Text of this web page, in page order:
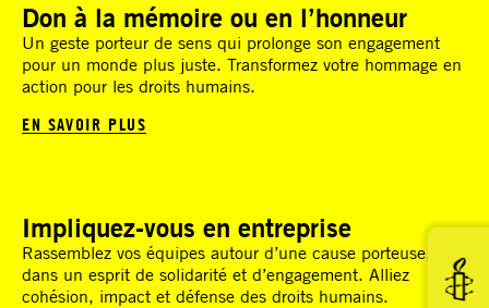
Don à la mémoire ou en l’honneur
Un geste porteur de sens qui prolonge son engagement
pour un monde plus juste. Transformez votre hommage en
action pour les droits humains.
EN SAVOIR PLUS
Impliquez-vous en entreprise
Rassemblez vos équipes autour d’une cause porteuse,
dans un esprit de solidarité et d’engagement. Alliez
cohésion, impact et défense des droits humains.